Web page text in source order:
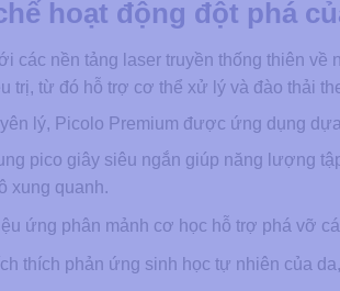
hoạt động đột phá
các nền tảng laser truyền thống thiên
trị, từ đó hỗ trợ cơ thể xử lý và đào thải
lý, Picolo Premium được ứng dụng
pico giây siêu ngắn giúp năng lượng
xung quanh.
ứng phân mảnh cơ học hỗ trợ phá vỡ
thích phản ứng sinh học tự nhiên của